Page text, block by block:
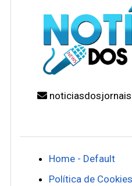
Home - Default
Política de Cookies